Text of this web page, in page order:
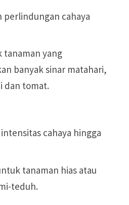
perlindungan cahaya
tanaman yang
banyak sinar matahari,
dan tomat.
cahaya hingga
tanaman hias atau
teduh.